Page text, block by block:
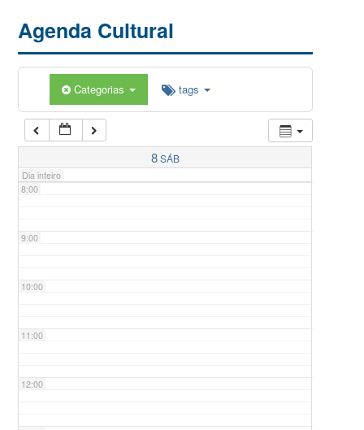
Agenda Cultural
Categorias tags
8SÁB
Dia inteiro
5:00
7:00
8:00
9:00
10:00
11:00
12:00